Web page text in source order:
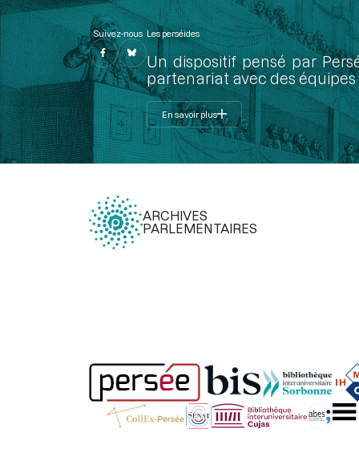
Suivez-nous Les perséides
Un dispositif pensé par
partenariat avec des
En savoir plus
ARCHIVES
PARLEMENTAIRES